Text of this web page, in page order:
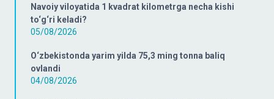
Navoiy viloyatida 1 kvadrat kilometrga necha kishi
to‘g‘ri keladi?
05/08/2026
O‘zbekistonda yarim yilda 75,3 ming tonna baliq
ovlandi
04/08/2026